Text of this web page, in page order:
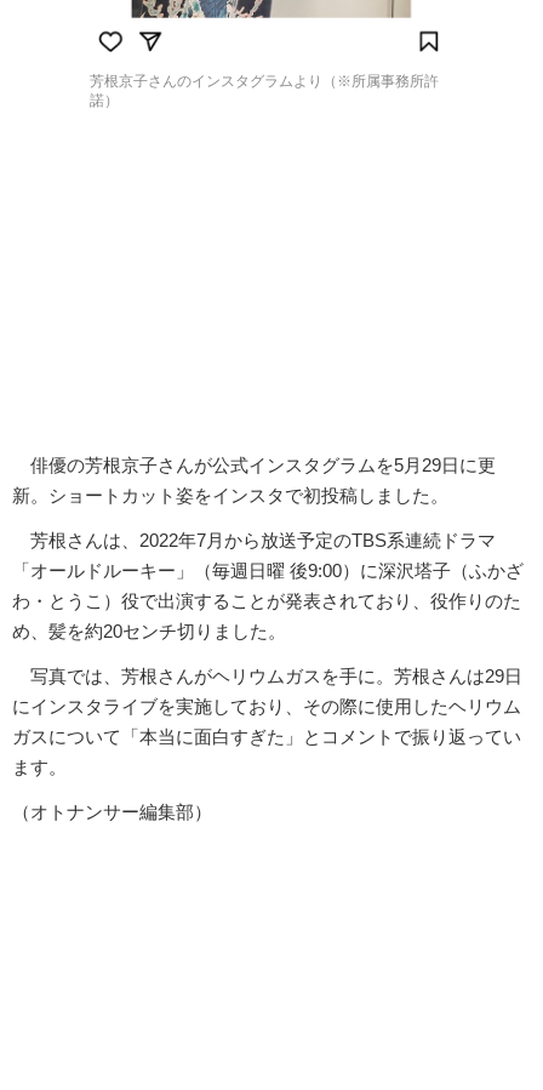
芳根京子さんのインスタグラムより（※所属事務所許
諾）
俳優の芳根京子さんが公式インスタグラムを5月29日に更
新。ショートカット姿をインスタで初投稿しました。
芳根さんは、2022年7月から放送予定のTBS系連続ドラマ
「オールドルーキー」（毎週日曜 後9:00）に深沢塔子（ふかざ
わ・とうこ）役で出演することが発表されており、役作りのた
め、髪を約20センチ切りました。
写真では、芳根さんがヘリウムガスを手に。芳根さんは29日
にインスタライブを実施しており、その際に使用したヘリウム
ガスについて「本当に面白すぎた」とコメントで振り返ってい
ます。
（オトナンサー編集部）